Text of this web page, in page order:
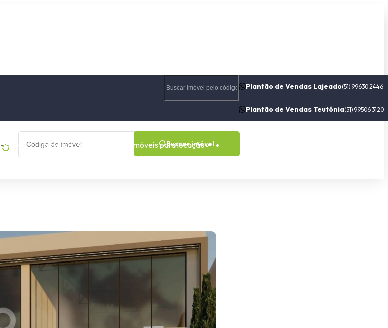
Plantão de Vendas Lajeado(51) 99630 2446
Plantão de Vendas Teutônia(51) 99506 3120
Imóveis a Venda Imóveis para locação
Buscar imóvel